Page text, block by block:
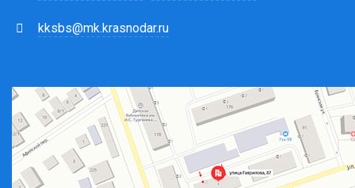
kksbs@mk.krasnodar.ru